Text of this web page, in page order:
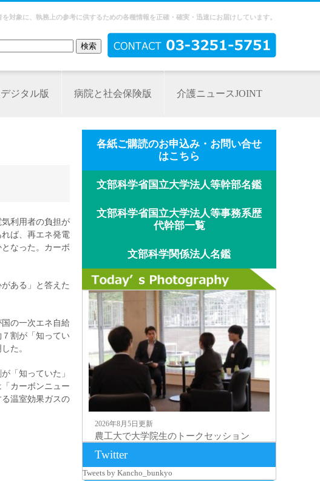
対象に、執務上の参考に供するための各種情報を正確・確実・迅速にお届けしています。
ジタル版 病院と社会保険版 介護ニュースJOINT
利用者の負担が
ば、再エネ発電
なった。カーボ
ある」と答えた
の一次エネ自給
割が「知ってい
た。
「知っていた」
カーボンニュー
温室効果ガスの
各紙ご購読のお申込み・お問い合せ
はこちら
文部科学省国立大学法人等幹部名鑑
文部科学省国立大学法人等事務系歴
代幹部一覧
文部科学関係法人名鑑
2026年8月5日更新
農工大で大学院生のトークセッション
Twitter
Tweets by Kancho_bunkyo